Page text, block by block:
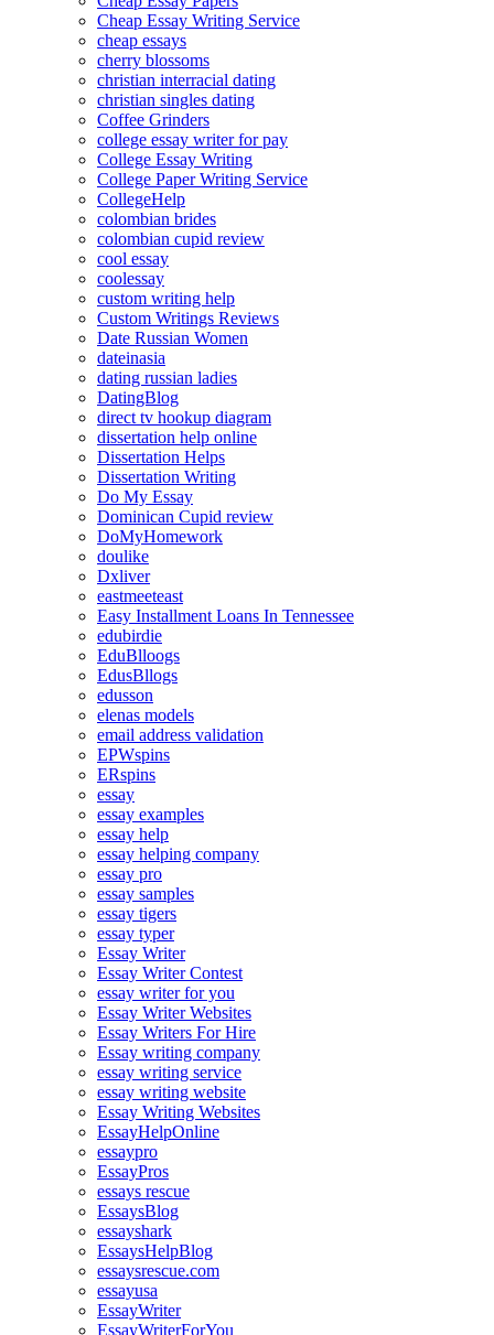
Cheap Essay Writing Service
cheap essays
cherry blossoms
christian interracial dating
christian singles dating
Coffee Grinders
college essay writer for pay
College Essay Writing
College Paper Writing Service
CollegeHelp
colombian brides
colombian cupid review
cool essay
coolessay
custom writing help
Custom Writings Reviews
Date Russian Women
dateinasia
dating russian ladies
DatingBlog
direct tv hookup diagram
dissertation help online
Dissertation Helps
Dissertation Writing
Do My Essay
Dominican Cupid review
DoMyHomework
doulike
Dxliver
eastmeeteast
Easy Installment Loans In Tennessee
edubirdie
EduBlloogs
EdusBllogs
edusson
elenas models
email address validation
EPWspins
ERspins
essay
essay examples
essay help
essay helping company
essay pro
essay samples
essay tigers
essay typer
Essay Writer
Essay Writer Contest
essay writer for you
Essay Writer Websites
Essay Writers For Hire
Essay writing company
essay writing service
essay writing website
Essay Writing Websites
EssayHelpOnline
essaypro
EssayPros
essays rescue
EssaysBlog
essayshark
EssaysHelpBlog
essaysrescue.com
essayusa
EssayWriter
EssayWriterForYou